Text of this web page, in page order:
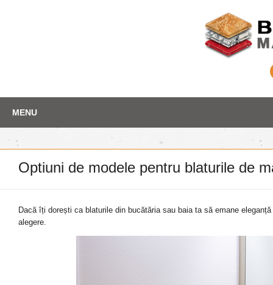
Depozit marmura
content
MENU
Optiuni de modele pentru blaturile de
Dacă îți dorești ca blaturile din bucătăria sau baia ta să emane
alegere.